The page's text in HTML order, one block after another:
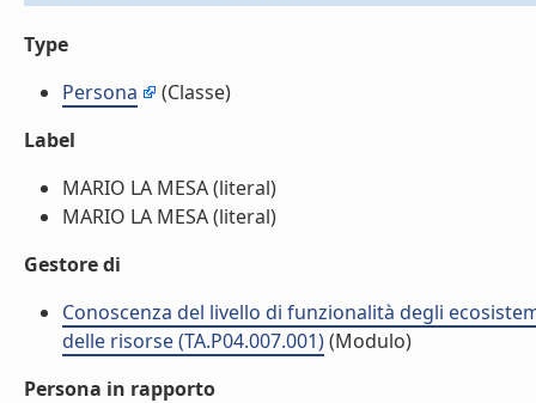
Type
Persona
(Classe)
Label
MARIO LA MESA (literal)
MARIO LA MESA (literal)
Gestore di
Conoscenza del livello di funzionalità degli
delle risorse (TA.P04.007.001)(Modulo)
Persona in rapporto